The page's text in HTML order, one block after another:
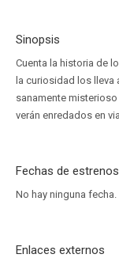
Sinopsis
Cuenta la historia de
la curiosidad los
sanamente
verán enredados en
Fechas de estrenos
No hay ninguna fecha.
Enlaces externos